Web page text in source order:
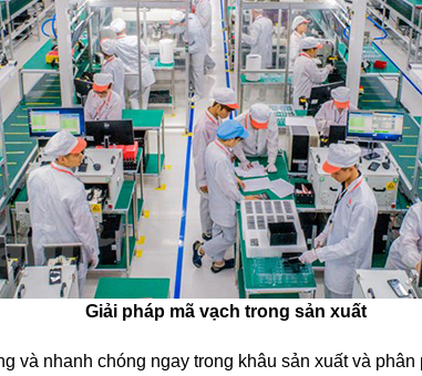
Giải pháp mã vạch trong sản xuất
và nhanh chóng ngay trong khâu sản xuất và